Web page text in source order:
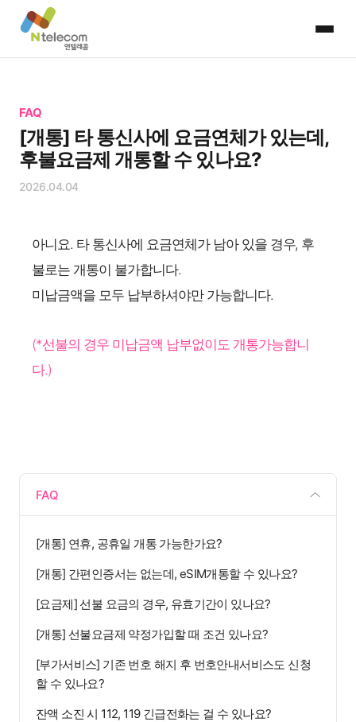
FAQ
[개통] 타 통신사에 요금연체가 있는데,
후불요금제 개통할 수 있나요?
2026.04.04
아니요. 타 통신사에 요금연체가 남아 있을 경우, 후
불로는 개통이 불가합니다.
미납금액을 모두 납부하셔야만 가능합니다.
(*선불의 경우 미납금액 납부없이도 개통가능합니
다.)
FAQ
[개통] 연휴, 공휴일 개통 가능한가요?
[개통] 간편인증서는 없는데, eSIM개통할 수 있나요?
[요금제] 선불 요금의 경우, 유효기간이 있나요?
[개통] 선불요금제 약정가입할 때 조건 있나요?
[부가서비스] 기존 번호 해지 후 번호안내서비스도 신청
할 수 있나요?
잔액 소진 시 112, 119 긴급전화는 걸 수 있나요?